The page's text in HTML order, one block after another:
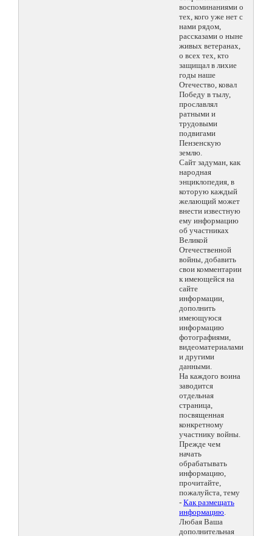
воспоминаниями о
тех, кого уже нет с
нами рядом,
рассказами о ныне
живых ветеранах,
о всех тех, кто
защищал в лихие
годы наше
Отечество, ковал
Победу в тылу,
прославлял
ратными и
трудовыми
подвигами
Пензенскую
землю.
Сайт задуман, как
народная
энциклопедия, в
которую каждый
желающий может
внести известную
ему информацию
об участниках
Великой
Отечественной
войны, добавить
свои комментарии
к имеющейся на
сайте
информации,
дополнить
имеющуюся
информацию
фотографиями,
видеоматериалами
и другими
данными.
На каждого воина
заводится
отдельная
страница,
посвященная
конкретному
участнику войны.
Прежде чем
начать
обрабатывать
информацию,
прочитайте,
пожалуйста, тему
- Как размещать
информацию.
Любая Ваша
дополнительная